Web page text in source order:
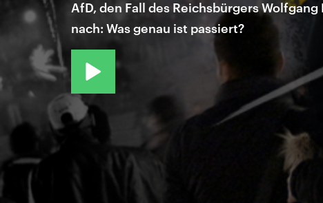
AfD, den Fall des Reichsbürgers
nach: Was genau ist passiert?